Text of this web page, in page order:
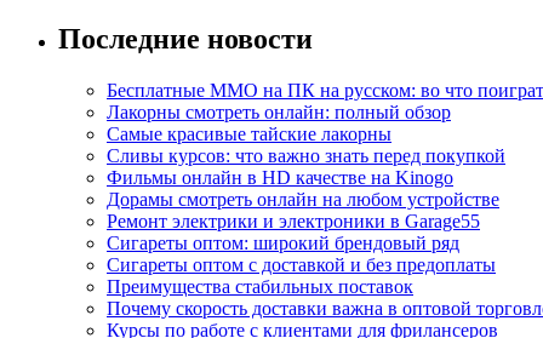
Последние новости
Бесплатные MMO на ПК на русском: во что
Лакорны смотреть онлайн: полный обзор
Самые красивые тайские лакорны
Сливы курсов: что важно знать перед покупкой
Фильмы онлайн в HD качестве на Kinogo
Дорамы смотреть онлайн на любом устройстве
Ремонт электрики и электроники в Garage55
Сигареты оптом: широкий брендовый ряд
Сигареты оптом с доставкой и без предоплаты
Преимущества стабильных поставок
Почему скорость доставки важна в оптовой
Курсы по работе с клиентами для фрилансеров